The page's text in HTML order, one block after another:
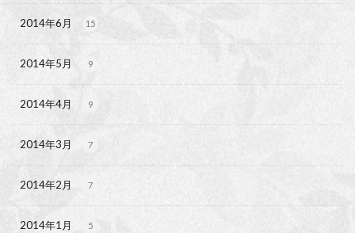
2014年6月 15
2014年5月 9
2014年4月 9
2014年3月 7
2014年2月 7
2014年1月 5